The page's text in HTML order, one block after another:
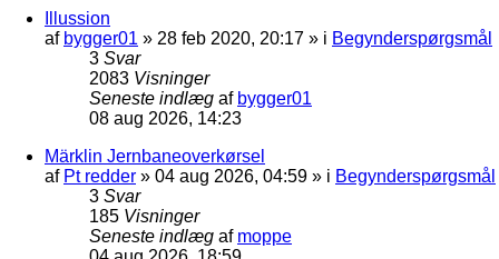
Illussion
af bygger01 » 28 feb 2020, 20:17 » i Begynderspørgsmål
3 Svar
2083 Visninger
Seneste indlæg af bygger01
08 aug 2026, 14:23
Märklin Jernbaneoverkørsel
af Pt redder » 04 aug 2026, 04:59 » i Begynderspørgsmål
3 Svar
185 Visninger
Seneste indlæg af moppe